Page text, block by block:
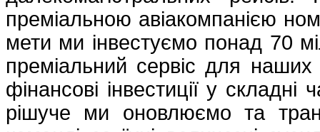
преміальною авіакомпанією
мети ми інвестуємо понад 70
преміальний сервіс для наших
фінансові інвестиції у
рішуче ми оновлюємо та